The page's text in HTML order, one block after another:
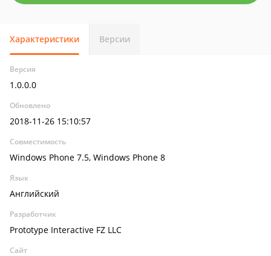
Характеристики Версии
Версия
1.0.0.0
Обновлено
2018-11-26 15:10:57
Совместимость
Windows Phone 7.5, Windows Phone 8
Язык
Английский
Разработчик
Prototype Interactive FZ LLC
Сайт